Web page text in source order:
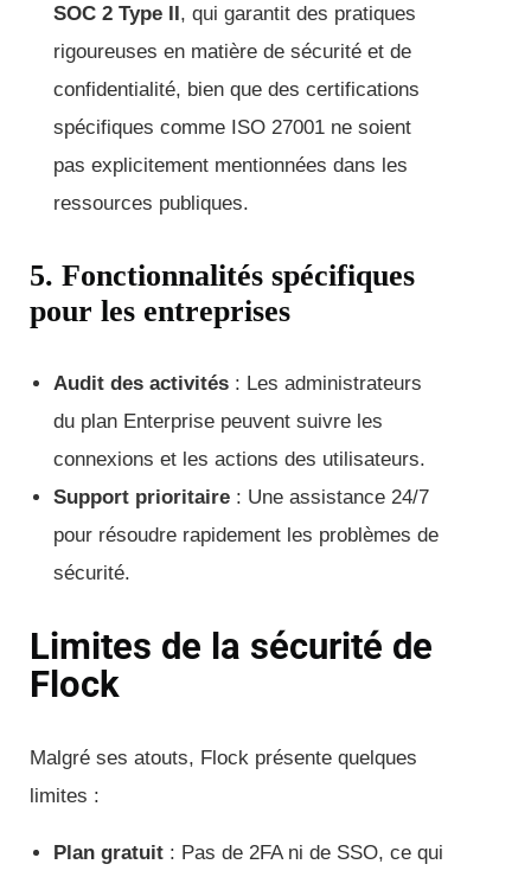
SOC 2 Type II, qui garantit des pratiques
rigoureuses en matière de sécurité et de
confidentialité, bien que des certifications
spécifiques comme ISO 27001 ne soient
pas explicitement mentionnées dans les
ressources publiques.
5. Fonctionnalités spécifiques
pour les entreprises
Audit des activités : Les administrateurs
du plan Enterprise peuvent suivre les
connexions et les actions des utilisateurs.
Support prioritaire : Une assistance 24/7
pour résoudre rapidement les problèmes de
sécurité.
Limites de la sécurité de
Flock
Malgré ses atouts, Flock présente quelques
limites :
Plan gratuit : Pas de 2FA ni de SSO, ce qui